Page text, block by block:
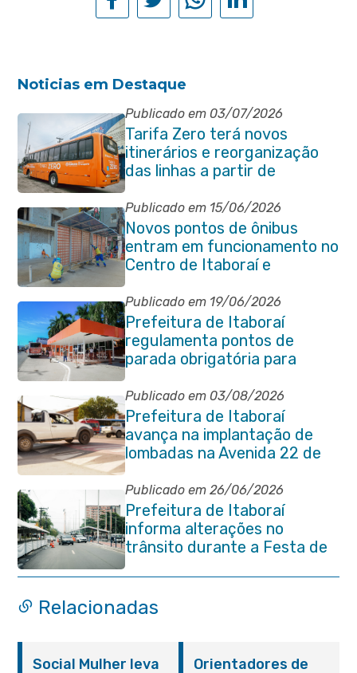
Noticias em Destaque
Publicado em 03/07/2026
Tarifa Zero terá novos
itinerários e reorganização
das linhas a partir de
segunda-feira (06/07)
Publicado em 15/06/2026
Novos pontos de ônibus
entram em funcionamento no
Centro de Itaboraí e
garantem mais conforto à
população
Publicado em 19/06/2026
Prefeitura de Itaboraí
regulamenta pontos de
parada obrigatória para
transporte coletivo na
Avenida 22 de Maio
Publicado em 03/08/2026
Prefeitura de Itaboraí
avança na implantação de
lombadas na Avenida 22 de
Maio para reforçar a
segurança no trânsito
Publicado em 26/06/2026
Prefeitura de Itaboraí
informa alterações no
trânsito durante a Festa de
São Pedro Apóstolo
Relacionadas
Social Mulher leva
Orientadores de